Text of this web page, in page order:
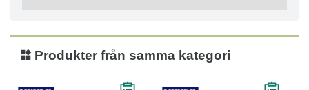
Produkter från samma kategori